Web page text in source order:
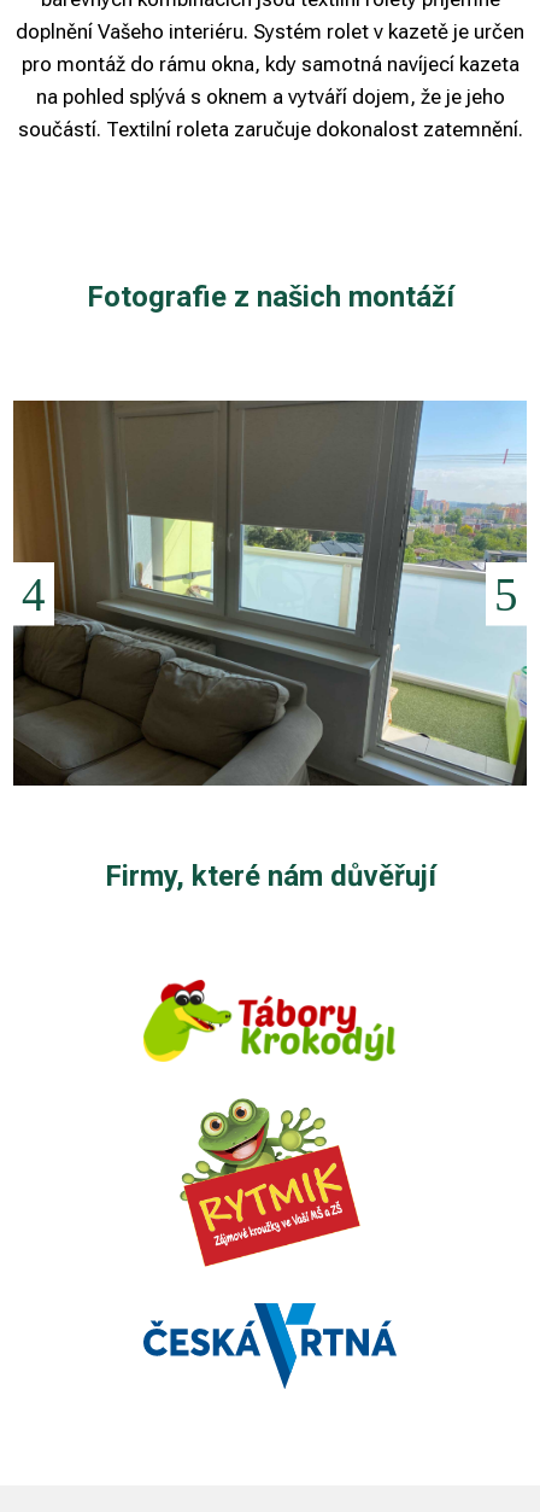
doplnění Vašeho interiéru. Systém rolet v kazetě je určen
pro montáž do rámu okna, kdy samotná navíjecí kazeta
na pohled splývá s oknem a vytváří dojem, že je jeho
součástí. Textilní roleta zaručuje dokonalost zatemnění.
Fotografie z našich montáží
Firmy, které nám důvěřují